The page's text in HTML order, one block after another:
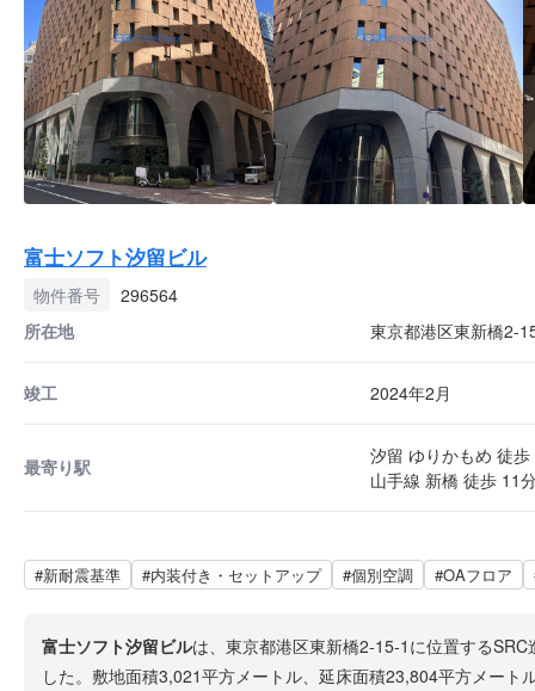
富士ソフト汐留ビル
物件番号
296564
所在地
東京都港区東新橋2-
竣工 2024年2月
最寄り駅
汐留 ゆりかもめ 徒歩
山手線 新橋 徒歩 11
#新耐震基準 #内装付き・セットアップ #個別空調 #OAフロア
富士ソフト汐留ビルは、東京都港区東新橋2-15-1に位置する
した。敷地面積3,021平方メートル、延床面積23,804平方メート